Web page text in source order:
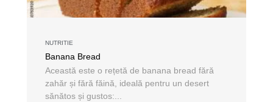
NUTRITIE
Banana Bread
Această este o rețetă de banana bread fără
zahăr și fără făină, ideală pentru un desert
sănătos și gustos:...